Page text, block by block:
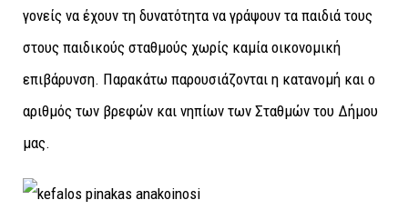
γονείς να έχουν τη δυνατότητα να γράψουν τα παιδιά τους
στους παιδικούς σταθμούς χωρίς καμία οικονομική
επιβάρυνση. Παρακάτω παρουσιάζονται η κατανομή και ο
αριθμός των βρεφών και νηπίων των Σταθμών του Δήμου
μας.